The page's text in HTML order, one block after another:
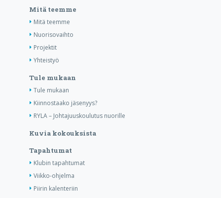
Mitä teemme
Mitä teemme
Nuorisovaihto
Projektit
Yhteistyö
Tule mukaan
Tule mukaan
Kiinnostaako jäsenyys?
RYLA – Johtajuuskoulutus nuorille
Kuvia kokouksista
Tapahtumat
Klubin tapahtumat
Viikko-ohjelma
Piirin kalenteriin